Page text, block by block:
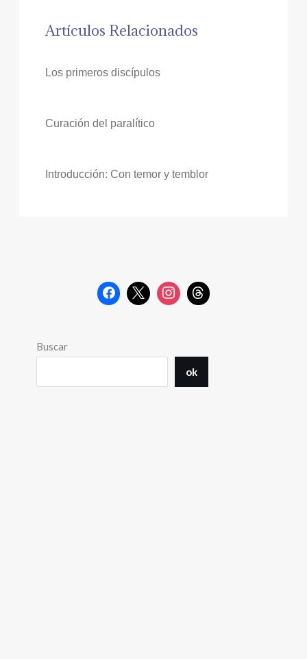
Artículos Relacionados
Los primeros discípulos
Curación del paralítico
Introducción: Con temor y temblor
Buscar
ok